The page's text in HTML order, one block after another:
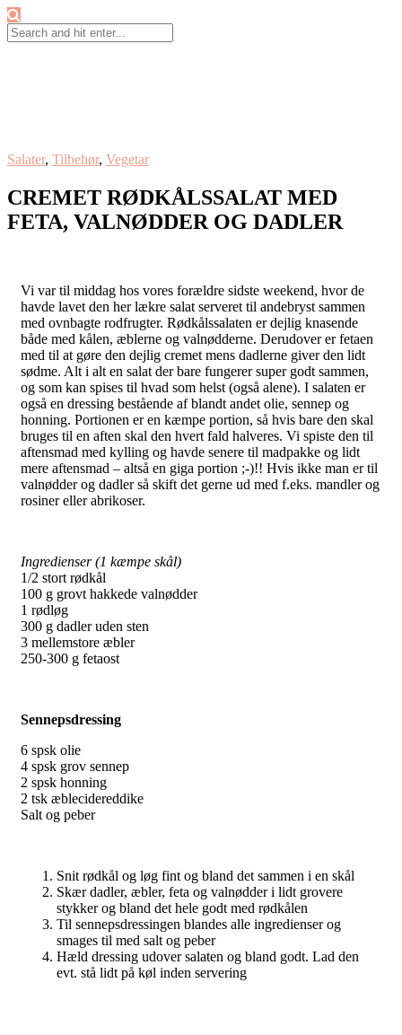
Salater, Tilbehør, Vegetar
CREMET RØDKÅLSSALAT MED
FETA, VALNØDDER OG DADLER
Vi var til middag hos vores forældre sidste weekend, hvor de
havde lavet den her lækre salat serveret til andebryst sammen
med ovnbagte rodfrugter. Rødkålssalaten er dejlig knasende
både med kålen, æblerne og valnødderne. Derudover er fetaen
med til at gøre den dejlig cremet mens dadlerne giver den lidt
sødme. Alt i alt en salat der bare fungerer super godt sammen,
og som kan spises til hvad som helst (også alene). I salaten er
også en dressing bestående af blandt andet olie, sennep og
honning. Portionen er en kæmpe portion, så hvis bare den skal
bruges til en aften skal den hvert fald halveres. Vi spiste den til
aftensmad med kylling og havde senere til madpakke og lidt
mere aftensmad – altså en giga portion ;-)!! Hvis ikke man er til
valnødder og dadler så skift det gerne ud med f.eks. mandler og
rosiner eller abrikoser.
Ingredienser (1 kæmpe skål)
1/2 stort rødkål
100 g grovt hakkede valnødder
1 rødløg
300 g dadler uden sten
3 mellemstore æbler
250-300 g fetaost
Sennepsdressing
6 spsk olie
4 spsk grov sennep
2 spsk honning
2 tsk æblecidereddike
Salt og peber
Snit rødkål og løg fint og bland det sammen i en skål
Skær dadler, æbler, feta og valnødder i lidt grovere
stykker og bland det hele godt med rødkålen
Til sennepsdressingen blandes alle ingredienser og
smages til med salt og peber
Hæld dressing udover salaten og bland godt. Lad den
evt. stå lidt på køl inden servering